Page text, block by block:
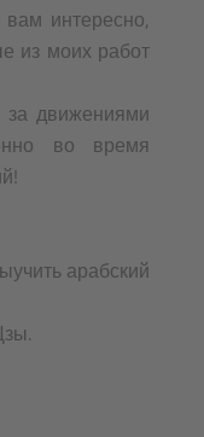
интересно,
из моих работ
движениями
во время
арабский